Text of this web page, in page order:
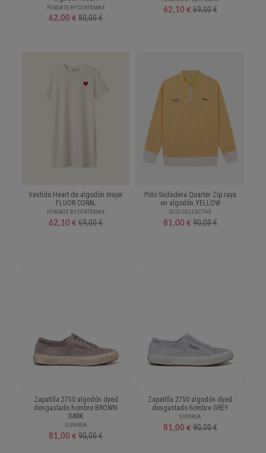
FOXGATE BY CORTEMAX
62,00 € 80,00 €
62,10 € 69,00 €
Vestido Heart de algodón mujer
FLUOR CORAL
FOXGATE BY CORTEMAX
62,10 € 69,00 €
Polo Sudadera Quarter Zip raya
en algodón YELLOW
DITO COLLECTIVE
81,00 € 90,00 €
Zapatilla 2750 algodón dyed
desgastado hombre BROWN
DARK
SUPERGA
81,00 € 90,00 €
Zapatilla 2750 algodón dyed
desgastado hombre GREY
SUPERGA
81,00 € 90,00 €